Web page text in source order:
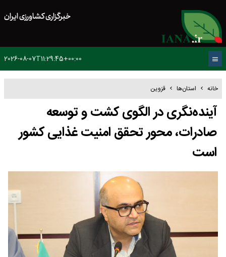
خبرگزاری کشاورزی ایران
2026-08-07T11:29:45+00:00
خانه استان‌ها قزوین
آینده‌نگری در الگوی کشت و توسعه
صادرات، محور تحقق امنیت غذایی کشور
است